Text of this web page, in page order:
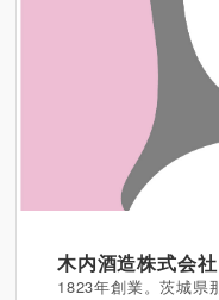
木内酒造株式会社
1823年創業。茨城県